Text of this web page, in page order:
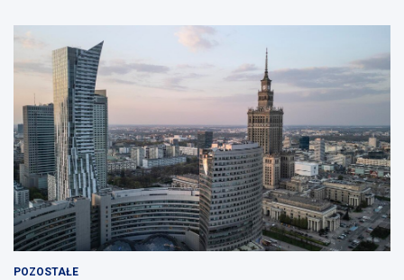
POZOSTAŁE